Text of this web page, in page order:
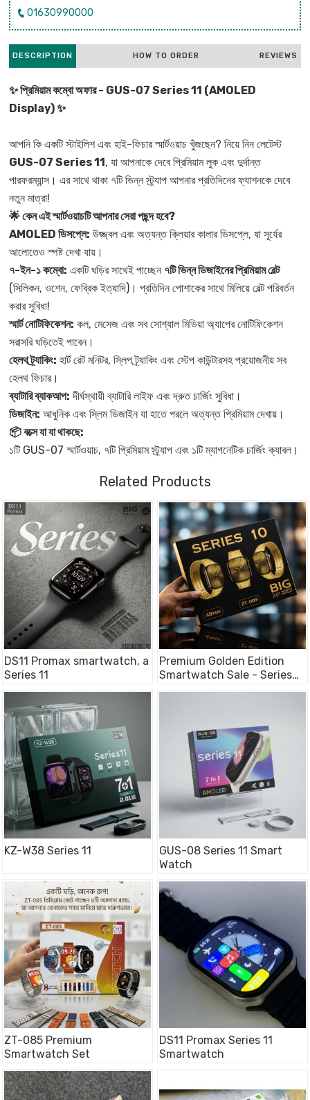
01630990000
DESCRIPTION HOW TO ORDER REVIEWS
✨ প্রিমিয়াম কম্বো অফার - GUS-07 Series 11 (AMOLED
Display) ✨
আপনি কি একটি স্টাইলিশ এবং হাই-ফিচার স্মার্টওয়াচ খুঁজছেন? নিয়ে নিন লেটেস্ট
GUS-07 Series 11, যা আপনাকে দেবে প্রিমিয়াম লুক এবং দুর্দান্ত
পারফরম্যান্স। এর সাথে থাকা ৭টি ভিন্ন স্ট্র্যাপ আপনার প্রতিদিনের ফ্যাশনকে দেবে
নতুন মাত্রা!
🌟 কেন এই স্মার্টওয়াচটি আপনার সেরা পছন্দ হবে?
AMOLED ডিসপ্লে: উজ্জ্বল এবং অত্যন্ত ক্লিয়ার কালার ডিসপ্লে, যা সূর্যের
আলোতেও স্পষ্ট দেখা যায়।
৭-ইন-১ কম্বো: একটি ঘড়ির সাথেই পাচ্ছেন ৭টি ভিন্ন ডিজাইনের প্রিমিয়াম বেল্ট
(সিলিকন, ওশেন, ফেব্রিক ইত্যাদি)। প্রতিদিন পোশাকের সাথে মিলিয়ে বেল্ট পরিবর্তন
করার সুবিধা!
স্মার্ট নোটিফিকেশন: কল, মেসেজ এবং সব সোশ্যাল মিডিয়া অ্যাপের নোটিফিকেশন
সরাসরি ঘড়িতেই পাবেন।
হেলথ ট্র্যাকিং: হার্ট রেট মনিটর, স্লিপ ট্র্যাকিং এবং স্টেপ কাউন্টারসহ প্রয়োজনীয় সব
হেলথ ফিচার।
ব্যাটারি ব্যাকআপ: দীর্ঘস্থায়ী ব্যাটারি লাইফ এবং দ্রুত চার্জিং সুবিধা।
ডিজাইন: আধুনিক এবং স্লিম ডিজাইন যা হাতে পরলে অত্যন্ত প্রিমিয়াম দেখায়।
📦 বক্সে যা যা থাকছে:
১টি GUS-07 স্মার্টওয়াচ, ৭টি প্রিমিয়াম স্ট্র্যাপ এবং ১টি ম্যাগনেটিক চার্জিং ক্যাবল।
Related Products
DS11 Promax smartwatch, a
Series 11
Premium Golden Edition
Smartwatch Sale - Series
10 (ZT-009)
KZ-W38 Series 11
GUS-08 Series 11 Smart
Watch
ZT-085 Premium
Smartwatch Set
DS11 Promax Series 11
Smartwatch